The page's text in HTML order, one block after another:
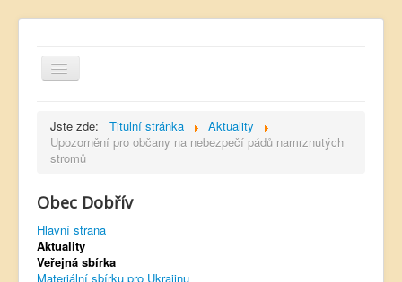
Kontakt
Úřední deska
Dobřívský zpravodaj
Jste zde: Titulní stránka
Aktuality
Upozornění pro občany na nebezpečí pádů namrznutých
stromů
Obec Dobřív
Hlavní strana
Aktuality
Veřejná sbírka
Materiální sbírku pro Ukrajinu